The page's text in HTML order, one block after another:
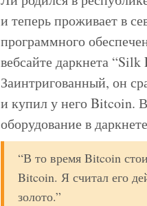
и теперь проживает в
программного
вебсайте даркнета “Silk
Заинтригованный, он
и купил у него Bitcoin.
оборудование в
“В то время Bitcoin
Bitcoin. Я считал его
золото.”